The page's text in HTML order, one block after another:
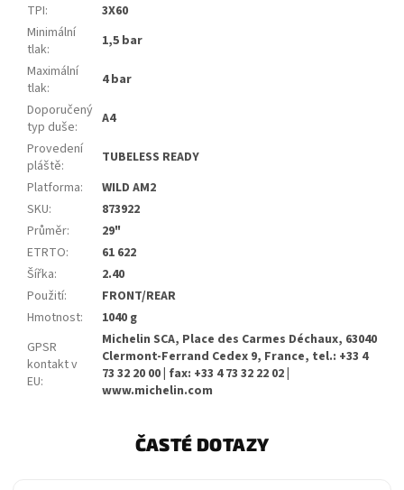
TPI:
3X60
Minimální
tlak:
1,5 bar
Maximální
tlak:
4 bar
Doporučený
typ duše:
A4
Provedení
pláště:
TUBELESS READY
Platforma:
WILD AM2
SKU:
873922
Průměr:
29"
ETRTO:
61 622
Šířka:
2.40
Použití:
FRONT/REAR
Hmotnost:
1040 g
GPSR
kontakt v
EU:
Michelin SCA, Place des Carmes Déchaux, 63040
Clermont-Ferrand Cedex 9, France, tel.: +33 4
73 32 20 00 | fax: +33 4 73 32 22 02 |
www.michelin.com
ČASTÉ DOTAZY